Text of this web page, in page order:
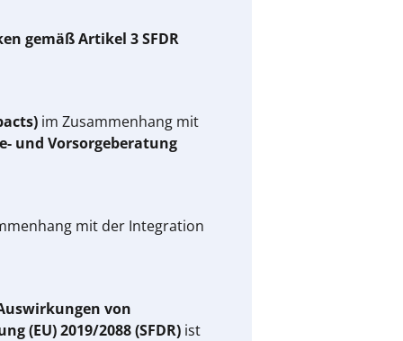
gemäß Artikel 3 SFDR
im Zusammenhang mit
und Vorsorgeberatung
mit der Integration
von
(EU) 2019/2088 (SFDR) ist